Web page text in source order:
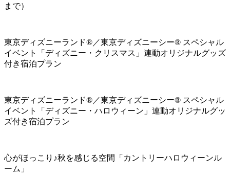
まで）
東京ディズニーランド®／東京ディズニーシー® スペシャル
イベント「ディズニー・クリスマス」連動オリジナルグッズ
付き宿泊プラン
東京ディズニーランド®／東京ディズニーシー® スペシャル
イベント「ディズニー・ハロウィーン」連動オリジナルグッ
ズ付き宿泊プラン
心がほっこり♪秋を感じる空間「カントリーハロウィーンル
ーム」